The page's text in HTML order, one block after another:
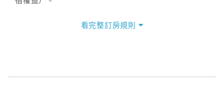
四、訂單異動
看完整訂房規則